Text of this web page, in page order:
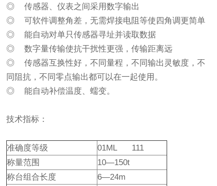
◎ 传感器、仪表之间采用数字输出
◎ 可软件调整角差，无需焊接电阻等使四角调更简单
◎ 能自动对单只传感器寻址并读取数据
◎ 数字量传输使抗干扰性更强，传输距离远
◎ 传感器互换性好，不同量程，不同输出灵敏度，不
同阻抗，不同零点输出都可以在一起使用。
◎ 能自动补偿温度、蠕变。
技术指标：
准确度等级
01ML 111
称量范围
10—150t
称台组合长度
6—24m